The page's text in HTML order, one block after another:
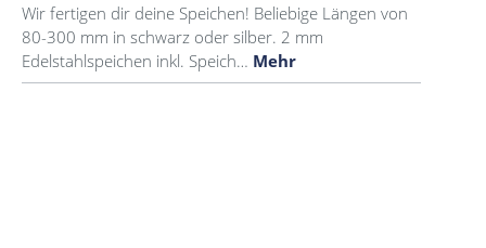
Wir fertigen dir deine Speichen! Beliebige Längen von
80-300 mm in schwarz oder silber. 2 mm
Edelstahlspeichen inkl. Speich… Mehr